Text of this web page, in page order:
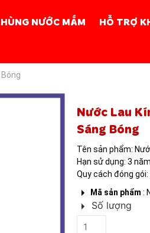
NƯỚC MẮM HỖ TRỢ
Nước Lau
Sáng Bóng
Tên sản phẩm:
Hạn sử dụng: 3
Quy cách đóng gói:
Mã sản phẩm :
Số lượng